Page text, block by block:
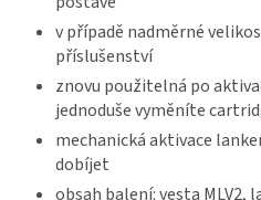
v případě nadměrné
příslušenství
znovu použitelná po
jednoduše vyměníte
mechanická aktivace
dobíjet
obsah balení: vesta MLV2,